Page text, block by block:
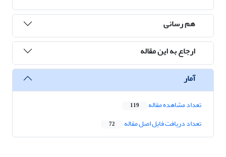
هم رسانی
ارجاع به این مقاله
آمار
تعداد مشاهده مقاله 119
تعداد دریافت فایل اصل مقاله 72